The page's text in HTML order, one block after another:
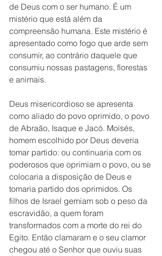
de Deus com o ser humano. É um
mistério que está além da
compreensão humana. Este mistério é
apresentado como fogo que arde sem
consumir, ao contrário daquele que
consumiu nossas pastagens, florestas
e animais.
Deus misericordioso se apresenta
como aliado do povo oprimido, o povo
de Abraão, Isaque e Jacó. Moisés,
homem escolhido por Deus deveria
tomar partido: ou continuaria com os
poderosos que oprimiam o povo, ou se
colocaria a disposição de Deus e
tomaria partido dos oprimidos. Os
filhos de Israel gemiam sob o peso da
escravidão, a quem foram
transformados com a morte do rei do
Egito. Então clamaram e o seu clamor
chegou até o Senhor que ouviu suas